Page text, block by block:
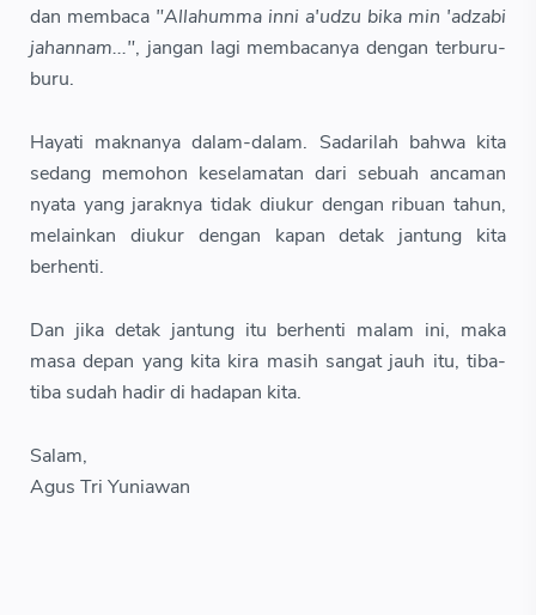
dan membaca "Allahumma inni a'udzu bika min 'adzabi
jahannam...", jangan lagi membacanya dengan terburu-
buru.
Hayati maknanya dalam-dalam. Sadarilah bahwa kita
sedang memohon keselamatan dari sebuah ancaman
nyata yang jaraknya tidak diukur dengan ribuan tahun,
melainkan diukur dengan kapan detak jantung kita
berhenti.
Dan jika detak jantung itu berhenti malam ini, maka
masa depan yang kita kira masih sangat jauh itu, tiba-
tiba sudah hadir di hadapan kita.
Salam,
Agus Tri Yuniawan